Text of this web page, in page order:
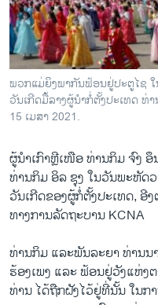
ວິທະຍາສາດ-ເທັກໂນໂລຈີ
ທຸລະກິດ
ພາສາອັງກິດ
ວີດີໂອ
ສຽງ
ລາຍການກະຈາຍສຽງ
ລາຍງານ
ຕິດຕາມພວກເຮົາ ທີ່
ພາສາຕ່າງໆ
ພວກແມ່ຍິງພາກັນຟ້ອນຢູ່ປະຕູໄຊ
ວັນເກີດມື້ລາງຜູ້ນໍາກໍ່ຕັ້ງປະເທດ ທ່
15 ເມສາ 2021.
ຜູ້ນຳເກົາຫຼີເໜືອ ທ່ານກິມ ຈົງ
ທ່ານກິມ ອິລ ຊຸງ ໃນວັນພະຫັດ
ວັນເກີດຂອງຜູ້ກໍ່ຕັ້ງປະເທດ, ອີ
ທາງການລັດຖະບານ KCNA
ທ່ານກິມ ແລະພັນລະຍາ ທ່ານນ
ຮ້ອງເພງ ແລະ ຟ້ອນຢູ່ວັງແຫ່
ທ່ານ ໄດ້ຖືກຝັງໄວ້ຢູ່ທີ່ນັ້ນ ໃນກ